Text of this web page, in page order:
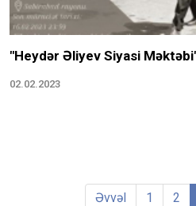
"Heydər Əliyev Siyasi
02.02.2023
Əvvəl 1 2